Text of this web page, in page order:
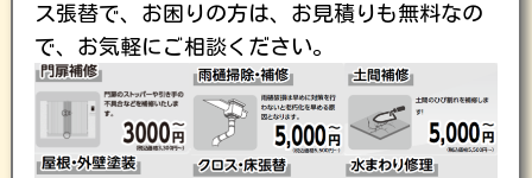
ス張替で、お困りの方は、お見積りも無料なの
で、お気軽にご相談ください。